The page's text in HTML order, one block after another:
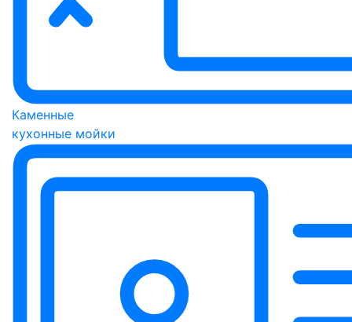
Каменные
кухонные мойки